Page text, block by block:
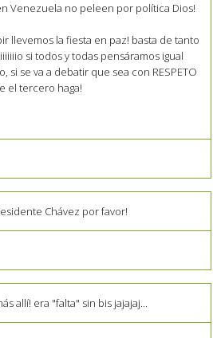
Venezuela no peleen por política Dios!
llevemos la fiesta en paz! basta de tanto
si todos y todas pensáramos igual
se va a debatir que sea con RESPETO
el tercero haga!
Chávez por favor!
allí! era "falta" sin bis jajajaj...